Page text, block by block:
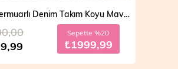
Mila Çift Düğmeli Kot Trençkot Açık Mavi 19290
Sepette %30
₺2799,99